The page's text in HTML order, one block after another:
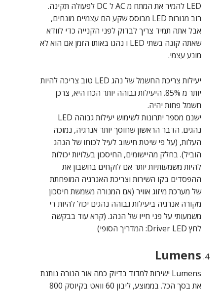
LED להמיר את המתח מ AC ל DC לפעולה תקינה.
רוב מנורות LED מבוסס שקע הם עצמיים מונחים,
אבל אתה תמיד צריך לבדוק לפני הקנייה כדי לוודא
שאתה קונה בשתי LED ו נהגו באותו הזמן אם הוא לא
מונע עצמי.
יעילות צריכת החשמל של נהג LED טוב צריכה להיות
יותר מ 85%. היעילות גבוהה יותר הכח היא, צרכן
חשמל פחות יהיה.
ישנם מספר יתרונות לשימוש יעילות גבוהה LED
נהגים. הדבר הראשון שחוסך יותר אנרגיה, נמוכה
העלות, (על פי שיטת חישוב לעיל לכוחו של הנהג
הוביל). בחלק מהיישומים, החיסכון בעלויות יכולות
להיות משמעותיות יותר אם לוקחים בחשבון את
ההפסדים בקו השירות וצריכת האנרגיה המופחתת
של מערכת מיזוג אוויר (אם המנורה משמשת חיסכון
מקורה אנרגיה ביעילות גבוהה נהגים יכול להיות די
משמעותי על פני חייו של הנהג. (קרא עוד בבקשה
לחץ Driver LED: המדריך הסופי)
Lumens
Lumens ישירות למדוד בדיוק כמה אור הנורה נותנת
את בסך הכל. בממוצע, ליבון 60 וואט בקיוסק 800